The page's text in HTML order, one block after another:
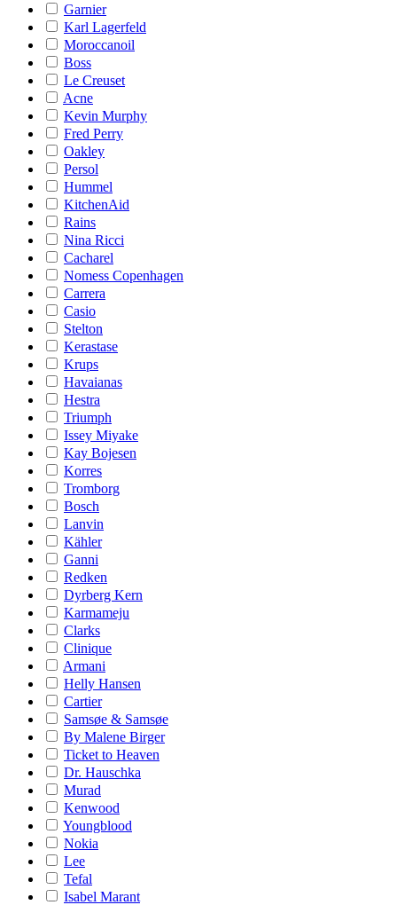
Garnier
Karl Lagerfeld
Moroccanoil
Boss
Le Creuset
Acne
Kevin Murphy
Fred Perry
Oakley
Persol
Hummel
KitchenAid
Rains
Nina Ricci
Cacharel
Nomess Copenhagen
Carrera
Casio
Stelton
Kerastase
Krups
Havaianas
Hestra
Triumph
Issey Miyake
Kay Bojesen
Korres
Tromborg
Bosch
Lanvin
Kähler
Ganni
Redken
Dyrberg Kern
Karmameju
Clarks
Clinique
Armani
Helly Hansen
Cartier
Samsøe & Samsøe
By Malene Birger
Ticket to Heaven
Dr. Hauschka
Murad
Kenwood
Youngblood
Nokia
Lee
Tefal
Isabel Marant